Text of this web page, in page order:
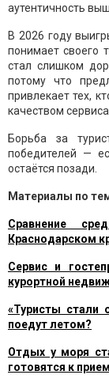
аутентичность
В 2026 году
понимает своего
стал слишком
потому что
привлекает тех,
качеством сервиса.
Борьба за
победителей —
остаётся позади.
Материалы по
Сравнение
Краснодарском
Сервис и
курортной
«Туристы стали
поедут летом?
Отдых у моря
готовятся к